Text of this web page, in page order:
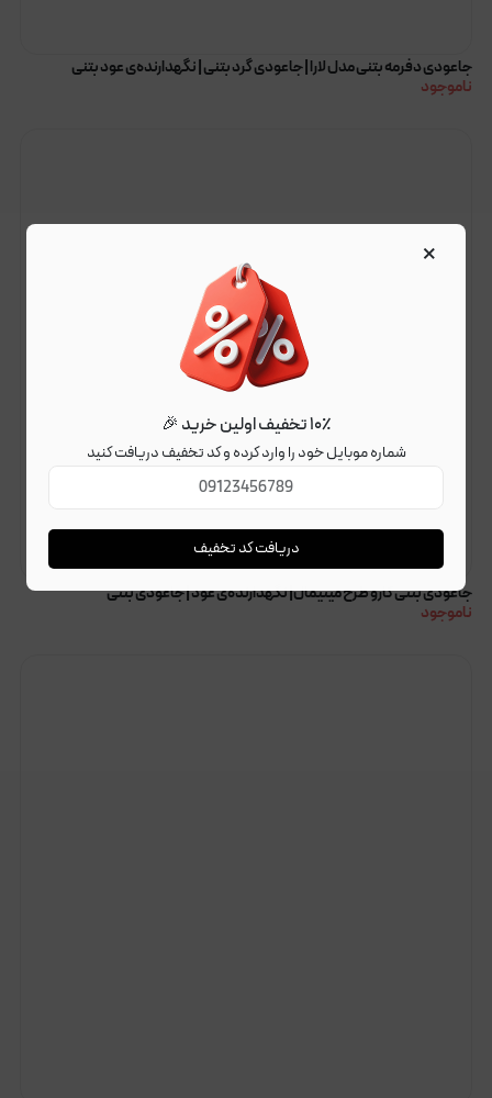
جاعودی دفرمه بتنی مدل لارا | جاعودی گرد بتنی | نگهدارنده‌ی عود بتنی
ناموجود
جاعودی بتنی کارو طرح مینیمال| نگهدارنده‌ی عود | جاعودی بتنی
ناموجود
×
۱۰٪ تخفیف اولین خرید 🎉
شماره موبایل خود را وارد کرده و کد تخفیف دریافت کنید
دریافت کد تخفیف